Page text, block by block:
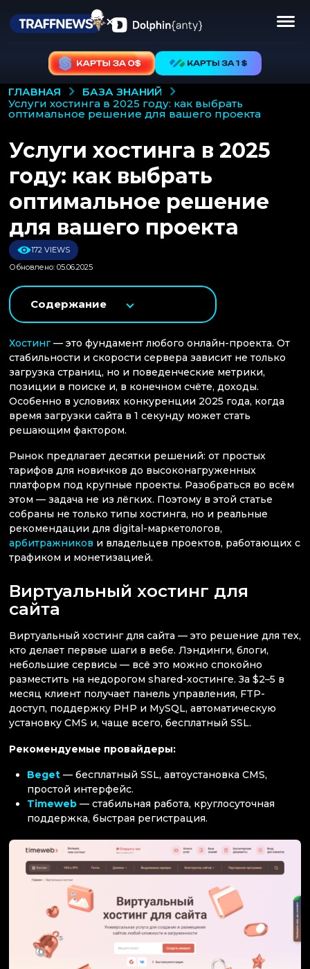
ГЛАВНАЯ
БАЗА ЗНАНИЙ
услуги хостинга в 2025 году: как выбрать
оптимальное решение для вашего проекта
Услуги хостинга в 2025
году: как выбрать
оптимальное решение
для вашего проекта
172 VIEWS
Обновлено: 05.06.2025
Содержание
Хостинг— это фундамент любого онлайн-проекта. От
стабильности и скорости сервера зависит не только
загрузка страниц, но и поведенческие метрики,
позиции в поиске и, в конечном счёте, доходы.
Особенно в условиях конкуренции 2025 года, когда
время загрузки сайта в 1 секунду может стать
решающим фактором.
Рынок предлагает десятки решений: от простых
тарифов для новичков до высоконагруженных
платформ под крупные проекты. Разобраться во всём
этом — задача не из лёгких. Поэтому в этой статье
собраны не только типы хостинга, но и реальные
рекомендации для digital-маркетологов,
арбитражников и владельцев проектов, работающих с
трафиком и монетизацией.
Виртуальный хостинг для
сайта
Виртуальный хостинг для сайта — это решение для тех,
кто делает первые шаги в вебе. Лэндинги, блоги,
небольшие сервисы — всё это можно спокойно
разместить на недорогом shared-хостинге. За $2–5 в
месяц клиент получает панель управления, FTP-
доступ, поддержку PHP и MySQL, автоматическую
установку CMS и, чаще всего, бесплатный SSL.
Рекомендуемые провайдеры:
Beget — бесплатный SSL, автоустановка CMS,
простой интерфейс.
Timeweb — стабильная работа, круглосуточная
поддержка, быстрая регистрация.